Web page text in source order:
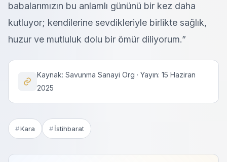
babalarımızın bu anlamlı gününü bir kez daha
kutluyor; kendilerine sevdikleriyle birlikte sağlık,
huzur ve mutluluk dolu bir ömür diliyorum.”
Kaynak: Savunma Sanayi Org · Yayın: 15 Haziran
2025
Kara İstihbarat